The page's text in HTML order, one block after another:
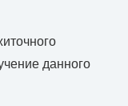
данного